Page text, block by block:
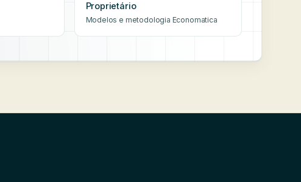
Proprietário
Modelos e metodologia Economatica